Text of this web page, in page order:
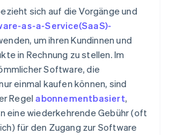
sich auf die Vorgänge und
as-a-Service(SaaS)-
um ihren Kundinnen und
in Rechnung zu stellen. Im
Software, die
einmal kaufen können, sind
Regel abonnementbasiert,
eine wiederkehrende Gebühr (oft
für den Zugang zur Software